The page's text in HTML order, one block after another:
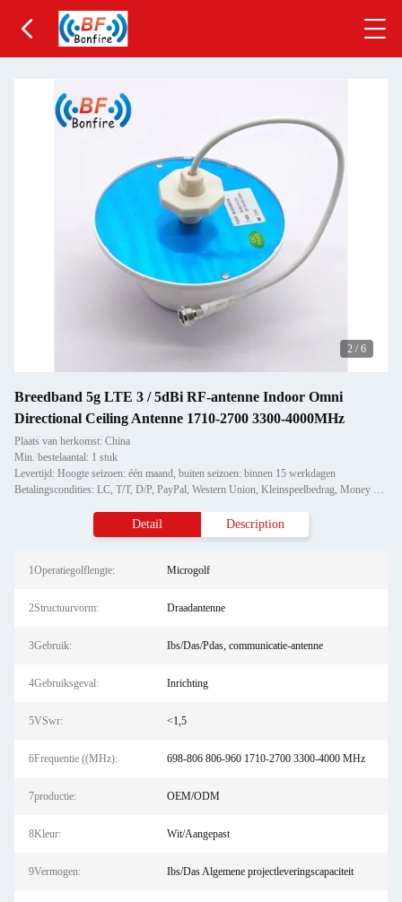
2 / 6
Breedband 5g LTE 3 / 5dBi RF-antenne Indoor Omni
Directional Ceiling Antenne 1710-2700 3300-4000MHz
Plaats van herkomst: China
Min. bestelaantal: 1 stuk
Levertijd: Hoogte seizoen: één maand, buiten seizoen: binnen 15 werkdagen
Betalingscondities: LC, T/T, D/P, PayPal, Western Union, Kleinspeelbedrag, Money Gram
Detail Description
1Operatiegolflengte: Microgolf
2Structuurvorm: Draadantenne
3Gebruik: Ibs/Das/Pdas, communicatie-antenne
4Gebruiksgeval: Inrichting
5VSwr: <1,5
6Frequentie ((MHz): 698-806 806-960 1710-2700 3300-4000 MHz
7productie: OEM/ODM
8Kleur: Wit/Aangepast
9Vermogen: Ibs/Das Algemene projectleveringscapaciteit